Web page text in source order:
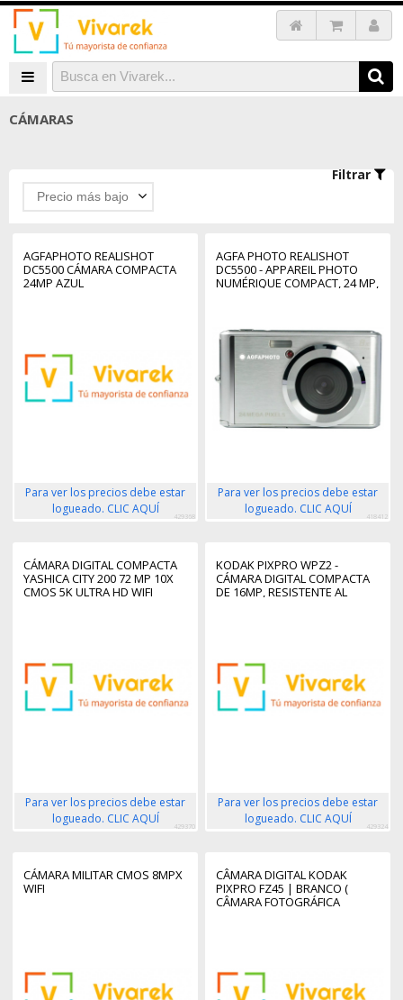
CÁMARAS
Filtrar
Precio más bajo
AGFAPHOTO REALISHOT
DC5500 CÁMARA COMPACTA
24MP AZUL
Para ver los precios debe estar
logueado. CLIC AQUÍ
429368
AGFA PHOTO REALISHOT
DC5500 - APPAREIL PHOTO
NUMÉRIQUE COMPACT, 24 MP,
Para ver los precios debe estar
logueado. CLIC AQUÍ
418412
CÁMARA DIGITAL COMPACTA
YASHICA CITY 200 72 MP 10X
CMOS 5K ULTRA HD WIFI
Para ver los precios debe estar
logueado. CLIC AQUÍ
429370
KODAK PIXPRO WPZ2 -
CÁMARA DIGITAL COMPACTA
DE 16MP, RESISTENTE AL
Para ver los precios debe estar
logueado. CLIC AQUÍ
429324
CÁMARA MILITAR CMOS 8MPX
WIFI
CÂMARA DIGITAL KODAK
PIXPRO FZ45 | BRANCO (
CÂMARA FOTOGRÁFICA